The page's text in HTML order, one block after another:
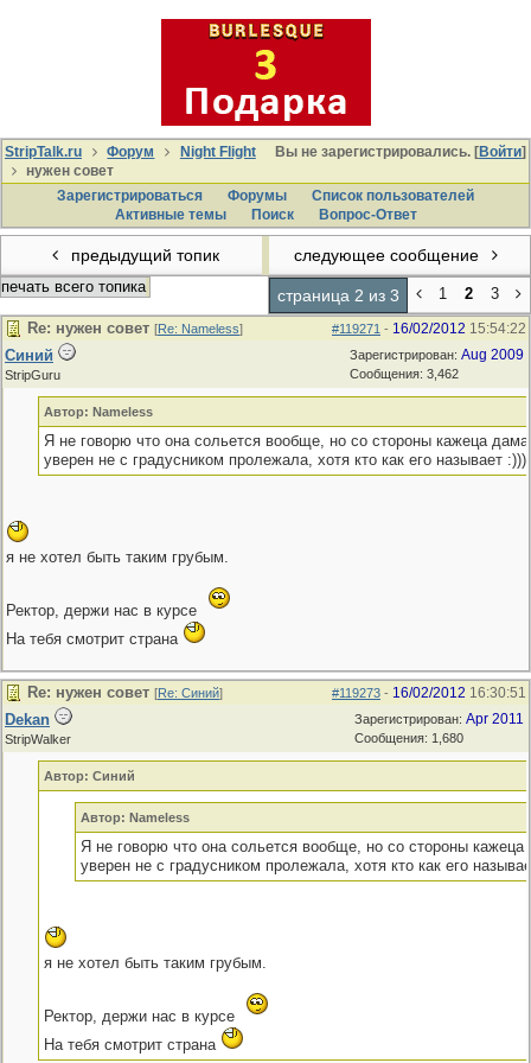
Вы не зарегистрировались. [Войти]
StripTalk.ru Форум
Night Flight
нужен совет
Зарегистрироваться
Форумы
Список пользователей
Активные темы
Поиcк Вопрос-Ответ
предыдущий топик следующее сообщение
печать всего топика страница 2 из 3 1 2 3
#119271 - 16/02/2012 15:54:22
Re: нужен совет [Re: Nameless]
Зарегистрирован: Aug 2009
Сообщения: 3,462
Синий
StripGuru
Автор: Nameless
Я не говорю что она сольется вообще, но со стороны кажеца дама
уверен не с градусником пролежала, хотя кто как его называет :)))
я не хотел быть таким грубым.
Ректор, держи нас в курсе
На тебя смотрит страна
#119273 - 16/02/2012 16:30:51
Re: нужен совет [Re: Синий]
Зарегистрирован: Apr 2011
Сообщения: 1,680
Dekan
StripWalker
Автор: Синий
Автор: Nameless
Я не говорю что она сольется вообще, но со стороны кажеца
уверен не с градусником пролежала, хотя кто как его
я не хотел быть таким грубым.
Ректор, держи нас в курсе
На тебя смотрит страна